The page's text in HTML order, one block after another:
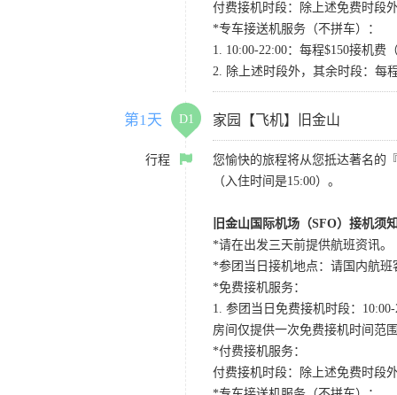
付费接机时段：除上述免费时段
*专车接送机服务（不拼车）：
1. 10:00-22:00：每程$150接机
2. 除上述时段外，其余时段：每
第1天 D1 家园【飞机】旧金山
行程
您愉快的旅程将从您抵达著名的
（入住时间是15:00）。
旧金山国际机场（SFO）接机须
*请在出发三天前提供航班资讯。
*参团当日接机地点：请国内航班
*免费接机服务：
1. 参团当日免费接机时段：
房间仅提供一次免费接机时间范
*付费接机服务：
付费接机时段：除上述免费时段